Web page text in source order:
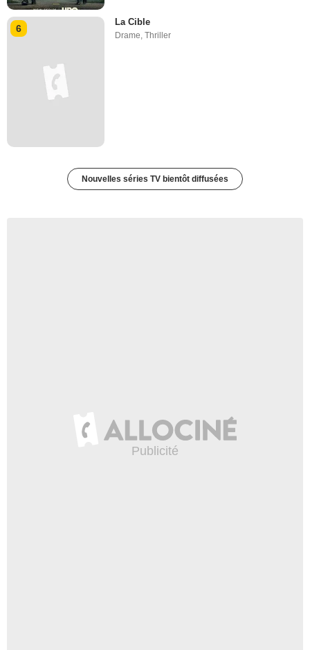
6
La Cible
Drame ,Thriller
Nouvelles séries TV bientôt diffusées